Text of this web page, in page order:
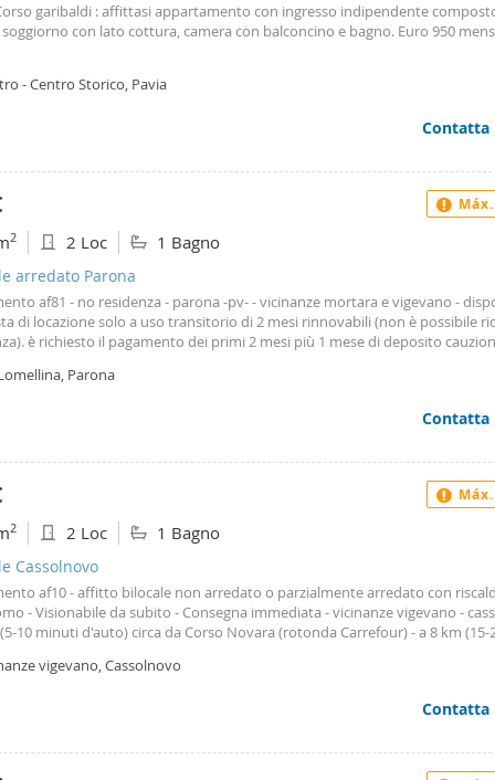
garibaldi : affittasi appartamento con ingresso indipendente
con lato cottura, camera con balconcino e bagno. Euro 950
- Centro Storico, Pavia
Contatta
2 2 Loc 1 Bagno
arredato Parona
af81 - no residenza - parona -pv- - vicinanze mortara e vigevano -
di locazione solo a uso transitorio di 2 mesi rinnovabili (non è possibile
è richiesto il pagamento dei primi 2 mesi più 1 mese di deposito
autonomo - appartamento bilocale arredato con piano cottura
da ingresso, soggiorno con cucina a vista, camera da letto e bagno -
al fine potervi contattare e fornirvi tutte le informazioni di interesse
Parona
Contatta
2 2 Loc 1 Bagno
Cassolnovo
af10 - affitto bilocale non arredato o parzialmente arredato con
- Visionabile da subito - Consegna immediata - vicinanze vigevano -
10 minuti d'auto) circa da Corso Novara (rotonda Carrefour) - a 8 km (15-
fs di Vigevano e il tempo stimato è di circa 25-30 minuti. - no
possono essere rimossi - con doppi vetri, zanzariere, porta blindata,
- Tutto autonomo - appartamento bilocale di 65 mq circa - Con soggiorno,
disimpegno notte, camera da letto, bagno con box doccia, balcone,
vigevano, Cassolnovo
Contatta